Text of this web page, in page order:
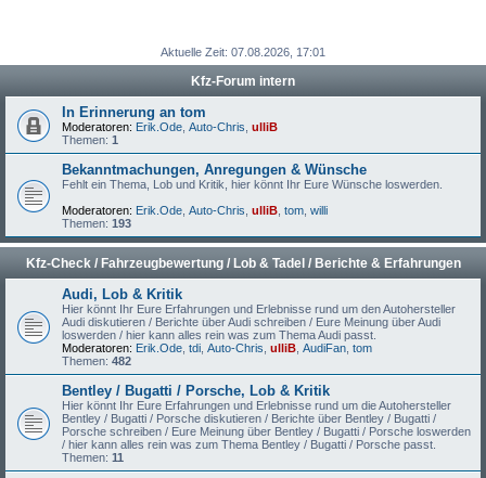
Aktuelle Zeit: 07.08.2026, 17:01
Kfz-Forum intern
In Erinnerung an tom
Moderatoren: Erik.Ode Auto-Chris ulliB
Themen: 1
Bekanntmachungen, Anregungen & Wünsche
Fehlt ein Thema, Lob und Kritik, hier könnt Ihr Eure Wünsche loswerden.
Moderatoren: Erik.Ode Auto-Chris ulliB tom willi
Themen: 193
Kfz-Check / Fahrzeugbewertung / Lob & Tadel / Berichte & Erfahrungen
Audi, Lob & Kritik
Hier könnt Ihr Eure Erfahrungen und Erlebnisse rund um den Autohersteller
Audi diskutieren / Berichte über Audi schreiben / Eure Meinung über Audi
loswerden / hier kann alles rein was zum Thema Audi passt.
Moderatoren: Erik.Ode tdi Auto-Chris ulliB AudiFan tom
Themen: 482
Bentley / Bugatti / Porsche, Lob & Kritik
Hier könnt Ihr Eure Erfahrungen und Erlebnisse rund um die Autohersteller
Bentley / Bugatti / Porsche diskutieren / Berichte über Bentley / Bugatti /
Porsche schreiben / Eure Meinung über Bentley / Bugatti / Porsche loswerden
/ hier kann alles rein was zum Thema Bentley / Bugatti / Porsche passt.
Themen: 11